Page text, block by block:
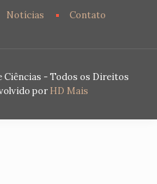
Notícias Contato
Ciências - Todos os Direitos
por HD Mais